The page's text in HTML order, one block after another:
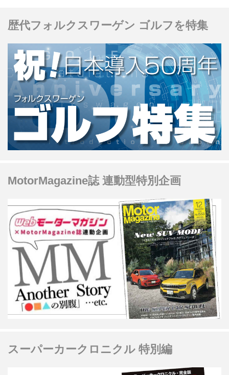
ものとなっている。
歴代フォルクスワーゲン ゴルフを特集
MotorMagazine誌 連動型特別企画
スーパーカークロニクル 特別編